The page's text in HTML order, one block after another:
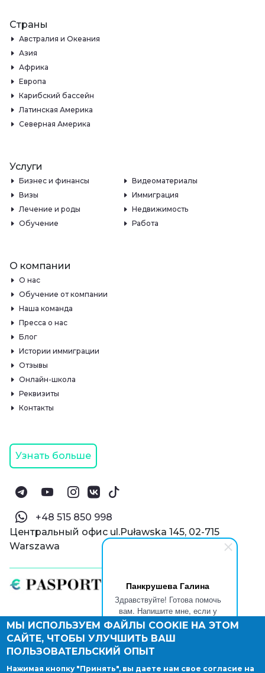
Панкрушева Галина
Здравствуйте! Готова помочь
вам. Напишите мне, если у
вас появятся вопросы.
© Паспорт Онлайн 2019—2026
Политика конфиденциальности
Оферта и конфиденциальность:РФ
Страны
Австралия и Океания
Азия
Африка
Европа
Карибский бассейн
Латинская Америка
Северная Америка
Услуги
Бизнес и финансы
Видеоматериалы
Визы
Иммиграция
Лечение и роды
Недвижимость
Обучение
Работа
О компании
О нас
Обучение от компании
Наша команда
Пресса о нас
Блог
Истории иммиграции
Отзывы
Онлайн-школа
Реквизиты
Контакты
Узнать больше
‪+48 515 850 998‬
Центральный офис ul.Puławska 145, 02-715
Warszawa
МЫ ИСПОЛЬЗУЕМ ФАЙЛЫ COOKIE НА ЭТОМ
САЙТЕ, ЧТОБЫ УЛУЧШИТЬ ВАШ
ПОЛЬЗОВАТЕЛЬСКИЙ ОПЫТ
Нажимая кнопку "Принять", вы даете нам свое согласие на